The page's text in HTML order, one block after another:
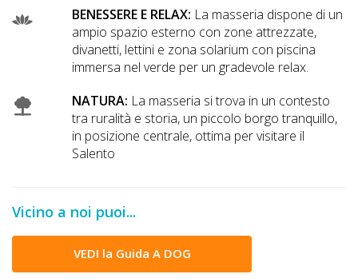
INFO
DOG
SCONTO
Video
BENESSERE E RELAX: La masseria dispone di un
ampio spazio esterno con zone attrezzate,
divanetti, lettini e zona solarium con piscina
immersa nel verde per un gradevole relax.
NATURA: La masseria si trova in un contesto
tra ruralità e storia, un piccolo borgo tranquillo,
in posizione centrale, ottima per visitare il
Salento
Vicino a noi puoi...
VEDI la Guida A DOG